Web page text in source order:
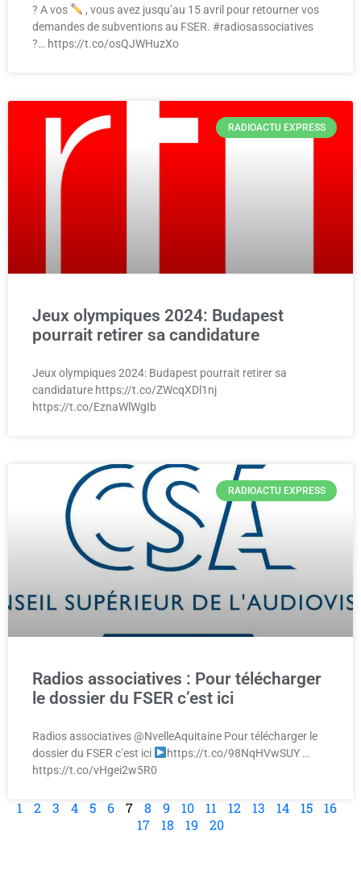
? A vos
, vous avez jusqu’au 15 avril pour retourner vos
demandes de subventions au FSER. #radiosassociatives
?… https://t.co/osQJWHuzXo
RADIOACTU EXPRESS
Jeux olympiques 2024: Budapest
pourrait retirer sa candidature
Jeux olympiques 2024: Budapest pourrait retirer sa
candidature https://t.co/ZWcqXDl1nj
https://t.co/EznaWlWgIb
RADIOACTU EXPRESS
Radios associatives : Pour télécharger
le dossier du FSER c’est ici
Radios associatives @NvelleAquitaine Pour télécharger le
dossier du FSER c’est ici
https://t.co/98NqHVwSUY …
https://t.co/vHgei2w5R0
1 2 3 4 5 6 7 8 9 10 11 12 13 14 15
16
17
18 19 20